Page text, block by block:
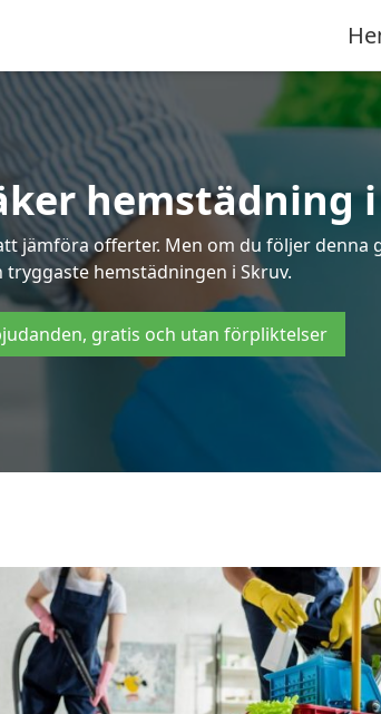
hemstädning
jämföra offerter. Men om du följer
tryggaste hemstädningen i Skruv.
gratis och utan förpliktelser